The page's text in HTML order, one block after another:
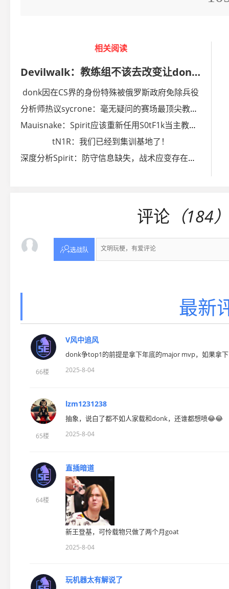
相关阅读
Devilwalk：教练组不该去改变让donk与众不同的东西
donk因在CS界的身份特殊被俄罗斯政府免除兵役
分析师热议sycrone：毫无疑问的赛场最顶尖教练之一
Mauisnake：Spirit应该重新任用S0tF1k当主教练辅助donk
tN1R：我们已经到集训基地了！
深度分析Spirit：防守信息缺失，战术应变存在短板
评论 （184
选战队
最新
66楼
V风中追风
donk争top1的前提是拿下年底的major mvp，如果拿
2025-8-04
65楼
lzm1231238
抽象，说白了都不如人家载和donk，还谁都想喷😂😂
2025-8-04
64楼
直插暗道
新王登基，可怜载物只做了两个月goat
2025-8-04
玩机器太有解说了